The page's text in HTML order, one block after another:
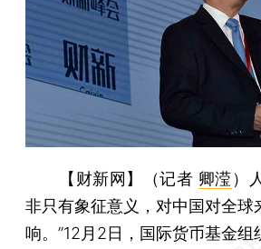
【财新网】（记者 卿滢）
非只有象征意义，对中国对全
响。”12月2日，国际货币基金组